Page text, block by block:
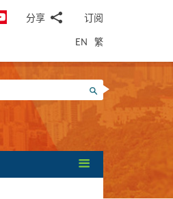
分享
邮WhatsApp
微
信
面
书Twitter
LinkedIn
微
订阅
EN 繁
搜寻